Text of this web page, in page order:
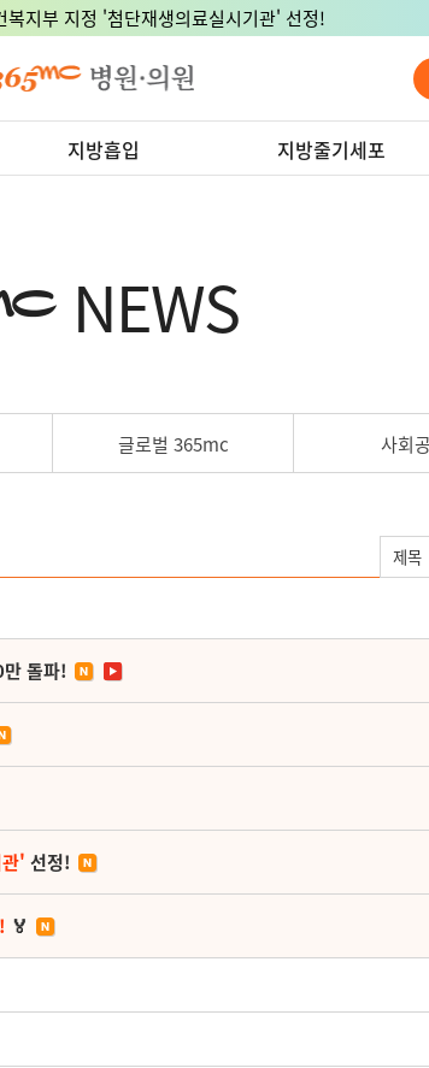
지부 지정 '첨단재생의료실시기관' 선정!
지방흡입 지방줄기세포
NEWS
글로벌 365mc 사회
돌파!
' 선정!
🏅